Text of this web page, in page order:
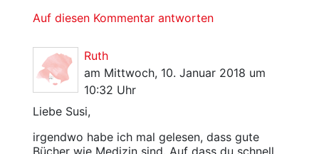
Auf diesen Kommentar antworten
Ruth
am Mittwoch, 10. Januar 2018 um
10:32 Uhr
Liebe Susi,
irgendwo habe ich mal gelesen, dass gute
Bücher wie Medizin sind. Auf dass du schnell